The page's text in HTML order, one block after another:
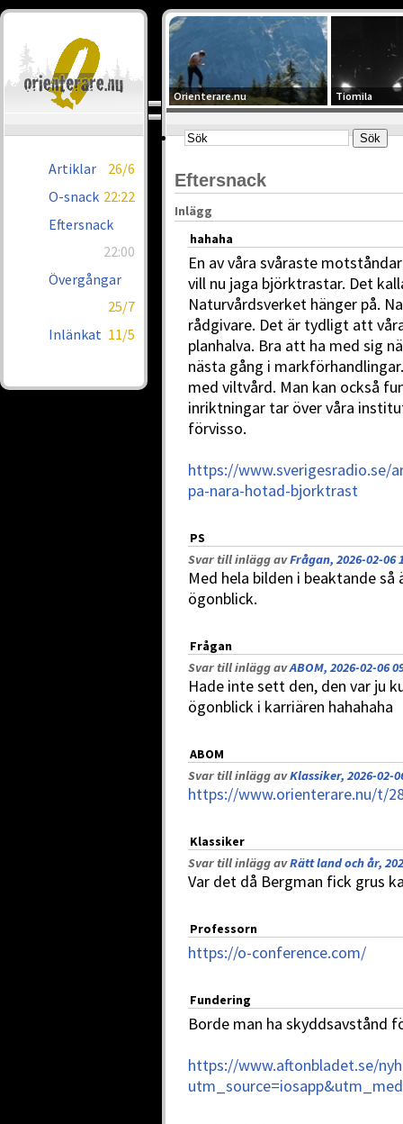
Artiklar
26/6
O-snack 22:22
Eftersnack
22:00
Övergångar
25/7
Inlänkat 11/5
Orienterare.nu Tiomila
Eftersnack
Inlägg
hahaha
En av våra svåraste
vill nu jaga björktrastar. Det
Naturvårdsverket hänger på.
rådgivare. Det är tydligt att
planhalva. Bra att ha med sig
nästa gång i
med viltvård. Man kan också
inriktningar tar över våra
förvisso.
https://www.sverigesradio.se/
pa-nara-hotad-bjorktrast
PS
Svar till inlägg avFrågan, 2026-02-06
Med hela bilden i beaktande
ögonblick.
Frågan
Svar till inlägg avABOM, 2026-02-06
Hade inte sett den, den var ju
ögonblick i karriären hahahaha
ABOM
Svar till inlägg avKlassiker, 2026-02-
https://www.orienterare.nu/t/
Klassiker
Svar till inlägg avRätt land och år,
Var det då Bergman fick grus
Professorn
https://o-conference.com/
Fundering
Borde man ha skyddsavstånd
https://www.aftonbladet.se/